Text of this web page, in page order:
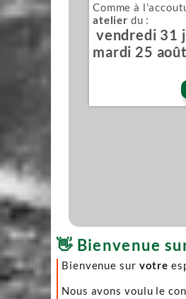
Comme à
atelier du :
vendredi 31
mardi 25
👋 Bienvenue
Bienvenue sur votre
Nous avons voulu le